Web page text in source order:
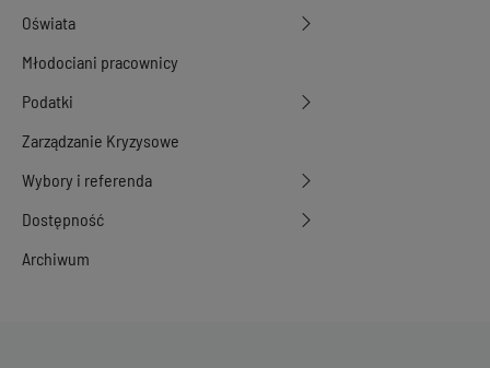
Oświata
Młodociani pracownicy
Podatki
Zarządzanie Kryzysowe
Wybory i referenda
Dostępność
Archiwum